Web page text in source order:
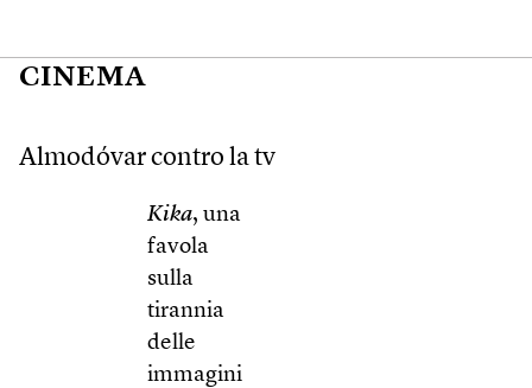
CINEMA
Almodóvar contro la tv
Kika, una
favola
sulla
tirannia
delle
immagini